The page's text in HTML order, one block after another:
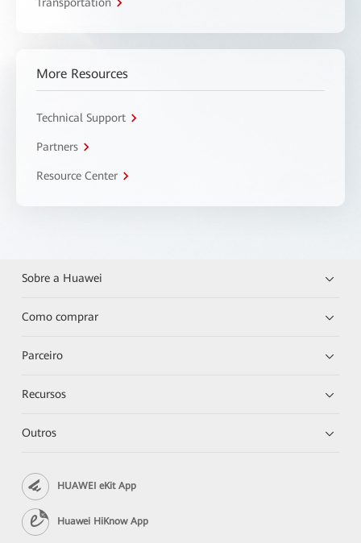
More Resources
Technical Support
Partners
Resource Center
Sobre a Huawei
Como comprar
Parceiro
Recursos
Outros
HUAWEI eKit App
Huawei HiKnow App